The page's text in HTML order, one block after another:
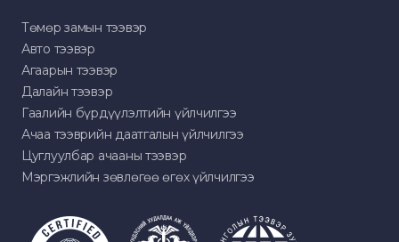
Төмөр замын тээвэр
Авто тээвэр
Агаарын тээвэр
Далайн тээвэр
Гаалийн бүрдүүлэлтийн үйлчилгээ
Ачаа тээврийн даатгалын үйлчилгээ
Цуглуулбар ачааны тээвэр
Мэргэжлийн зөвлөгөө өгөх үйлчилгээ